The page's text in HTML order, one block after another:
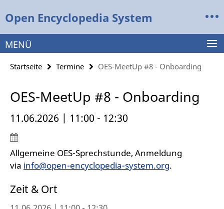
direkt
Inhalt
Open Encyclopedia System
Service-
Navigation
MENÜ
Startseite Termine OES-MeetUp #8 - Onboarding
OES-MeetUp #8 - Onboarding
11.06.2026 | 11:00 - 12:30
Allgemeine OES-Sprechstunde, Anmeldung
via info@open-encyclopedia-system.org.
Zeit & Ort